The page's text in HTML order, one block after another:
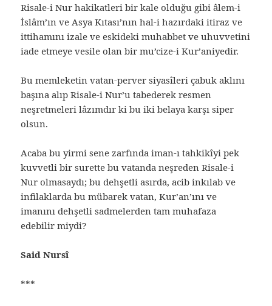
Risale-i Nur hakikatleri bir kale olduğu gibi âlem-i
İslâm’ın ve Asya Kıtası’nın hal-i hazırdaki itiraz ve
ittihamını izale ve eskideki muhabbet ve uhuvvetini
iade etmeye vesile olan bir mu’cize-i Kur’aniyedir.
Bu memleketin vatan-perver siyasîleri çabuk aklını
başına alıp Risale-i Nur’u tabederek resmen
neşretmeleri lâzımdır ki bu iki belaya karşı siper
olsun.
Acaba bu yirmi sene zarfında iman-ı tahkikîyi pek
kuvvetli bir surette bu vatanda neşreden Risale-i
Nur olmasaydı; bu dehşetli asırda, acib inkılab ve
infilaklarda bu mübarek vatan, Kur’an’ını ve
imanını dehşetli sadmelerden tam muhafaza
edebilir miydi?
Said Nursî
***